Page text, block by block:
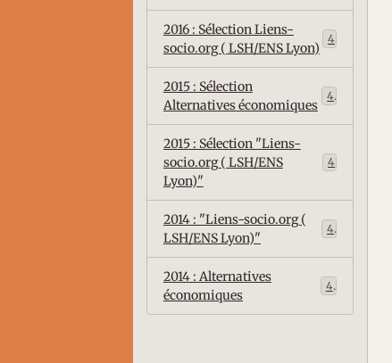
2016 : Sélection Liens-
socio.org ( LSH/ENS Lyon)
4
2015 : Sélection
Alternatives économiques
4
2015 : Sélection "Liens-
socio.org ( LSH/ENS
Lyon)"
2014 : "Liens-socio.org (
LSH/ENS Lyon)"
4
2014 : Alternatives
économiques
4